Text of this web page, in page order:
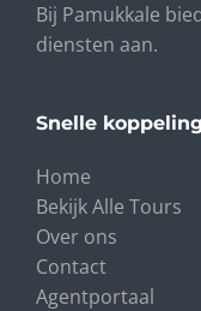
Bij Pamukkale
diensten aan.
Snelle
Home
Bekijk Alle Tours
Over ons
Contact
Agentportaal